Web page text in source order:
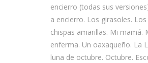
encierro (todas sus
a encierro. Los girasoles.
chispas amarillas. Mi mamá.
enferma. Un oaxaqueño. La
luna de octubre. Octubre.